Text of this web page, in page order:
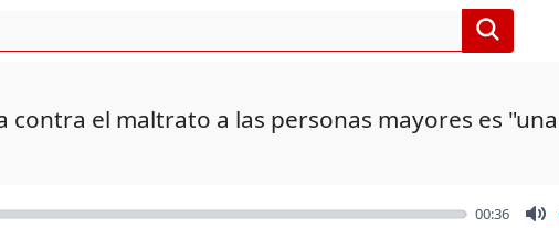
contra el maltrato a las personas mayores es
00:36